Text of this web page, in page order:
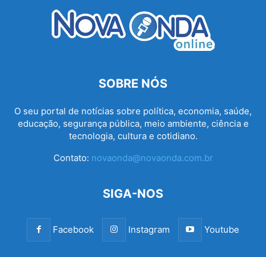
SOBRE NÓS
O seu portal de notícias sobre política, economia, saúde,
educação, segurança pública, meio ambiente, ciência e
tecnologia, cultura e cotidiano.
Contato: novaonda@novaonda.com.br
SIGA-NOS
Facebook Instagram Youtube